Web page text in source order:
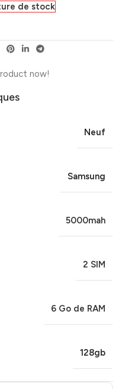
de stock
now!
Neuf
Samsung
5000mah
2 SIM
6 Go de RAM
128gb